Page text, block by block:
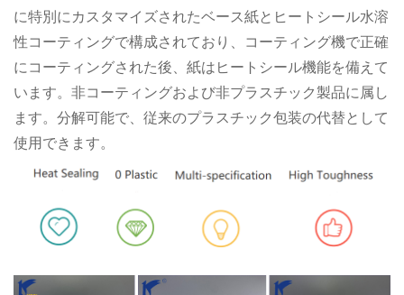
に特別にカスタマイズされたベース紙とヒートシール水溶
性コーティングで構成されており、コーティング機で正確
にコーティングされた後、紙はヒートシール機能を備えて
います。非コーティングおよび非プラスチック製品に属し
ます。分解可能で、従来のプラスチック包装の代替として
使用できます。